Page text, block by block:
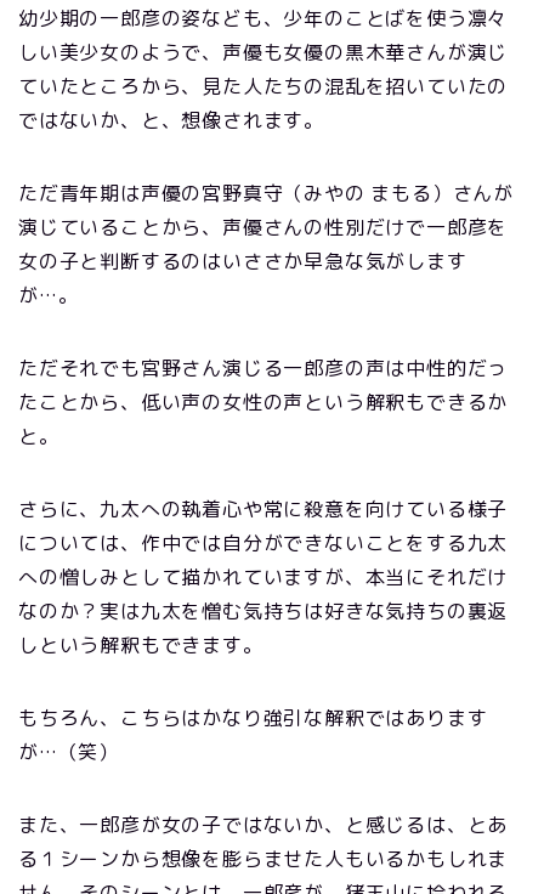
幼少期の一郎彦の姿なども、少年のことばを使う凛々
しい美少女のようで、声優も女優の黒木華さんが演じ
ていたところから、見た人たちの混乱を招いていたの
ではないか、と、想像されます。
ただ青年期は声優の宮野真守（みやの まもる）さんが
演じていることから、声優さんの性別だけで一郎彦を
女の子と判断するのはいささか早急な気がします
が…。
ただそれでも宮野さん演じる一郎彦の声は中性的だっ
たことから、低い声の女性の声という解釈もできるか
と。
さらに、九太への執着心や常に殺意を向けている様子
については、作中では自分ができないことをする九太
への憎しみとして描かれていますが、本当にそれだけ
なのか？実は九太を憎む気持ちは好きな気持ちの裏返
しという解釈もできます。
もちろん、こちらはかなり強引な解釈ではあります
が…（笑）
また、一郎彦が女の子ではないか、と感じるは、とあ
る１シーンから想像を膨らませた人もいるかもしれま